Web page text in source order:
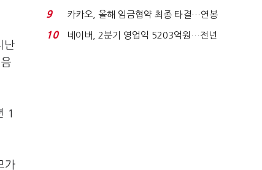
난
1
가
금 폭탄' 우려...
9
카카오, 올해 임금협약 최종 타결…연봉
6.3% 인상·격려...
10
네이버, 2분기 영업익 5203억원…전년